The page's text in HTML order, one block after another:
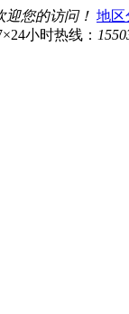
您的访问！ 地区
小时热线：